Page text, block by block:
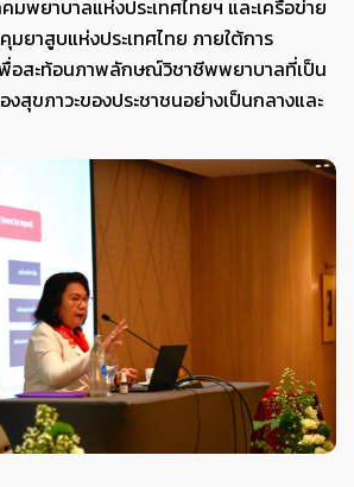
พยาบาลแห่งประเทศไทยฯ และเครือข่าย
ยาสูบแห่งประเทศไทย ภายใต้การ
อสะท้อนภาพลักษณ์วิชาชีพพยาบาลที่เป็น
สุขภาวะของประชาชนอย่างเป็นกลางและ